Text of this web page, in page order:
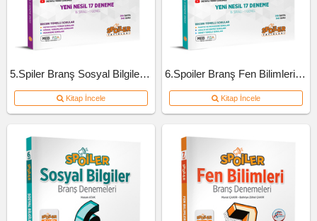
5.Spiler Branş Sosyal Bilgiler Deneme
Kitap İncele
6.Spoiler Branş Fen Bilimleri Deneme
Kitap İncele